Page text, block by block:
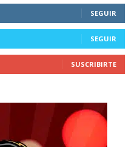
SUBSCRIBIRSE
SEGUIR
SEGUIR
SUSCRIBIRTE